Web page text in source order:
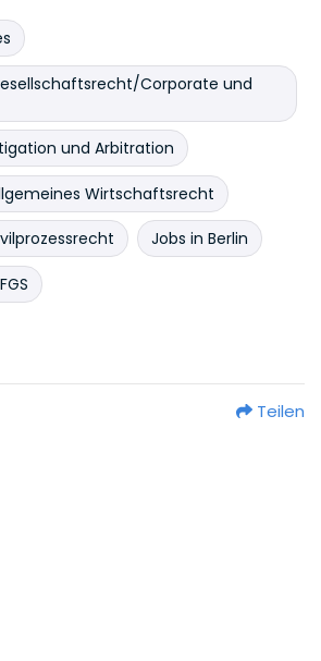
Corporate und
und Arbitration
Wirtschaftsrecht
Jobs in Berlin
Teilen